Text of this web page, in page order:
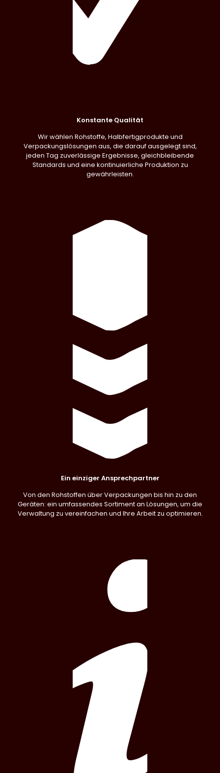
Konstante Qualität
Wir wählen Rohstoffe, Halbfertigprodukte und
Verpackungslösungen aus, die darauf ausgelegt sind,
jeden Tag zuverlässige Ergebnisse, gleichbleibende
Standards und eine kontinuierliche Produktion zu
gewährleisten.
Ein einziger Ansprechpartner
Von den Rohstoffen über Verpackungen bis hin zu den
Geräten: ein umfassendes Sortiment an Lösungen, um die
Verwaltung zu vereinfachen und Ihre Arbeit zu optimieren.